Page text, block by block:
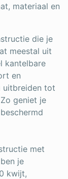
materiaal en
die je
meestal uit
kantelbare
en
uitbreiden tot
geniet je
met
je
kwijt,